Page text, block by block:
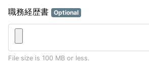
職務経歴書 Optional
File size is 100 MB or less.